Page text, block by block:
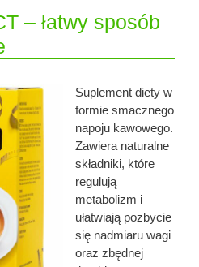
– łatwy sposób
Suplement diety w
formie smacznego
napoju kawowego.
Zawiera naturalne
składniki, które
regulują
metabolizm i
ułatwiają pozbycie
się nadmiaru wagi
oraz zbędnej